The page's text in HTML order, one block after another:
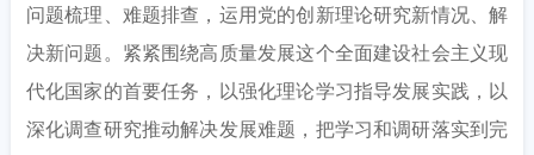
问题梳理、难题排查，运用党的创新理论研究新情况、解
决新问题。紧紧围绕高质量发展这个全面建设社会主义现
代化国家的首要任务，以强化理论学习指导发展实践，以
深化调查研究推动解决发展难题，把学习和调研落实到完